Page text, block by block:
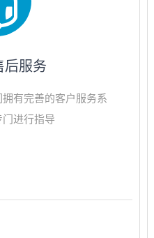
后服务
有完善的客户服务系
进行指导